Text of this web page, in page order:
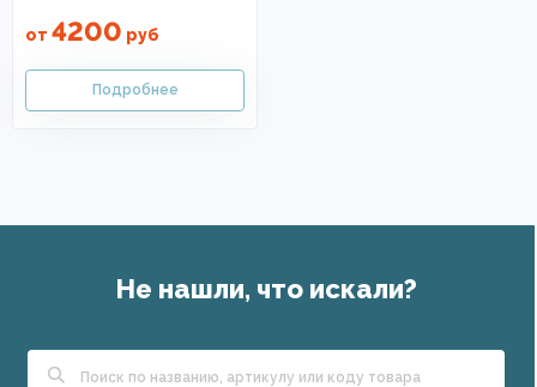
от 4200 руб
Не нашли, что искали?